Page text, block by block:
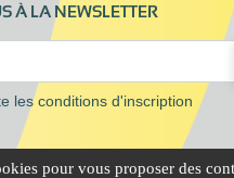
À LA NEWSLETTER
lesconditions d'inscription
pour vous proposer des